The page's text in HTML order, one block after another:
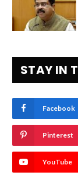
STAY IN
Facebook
Pinterest
YouTube